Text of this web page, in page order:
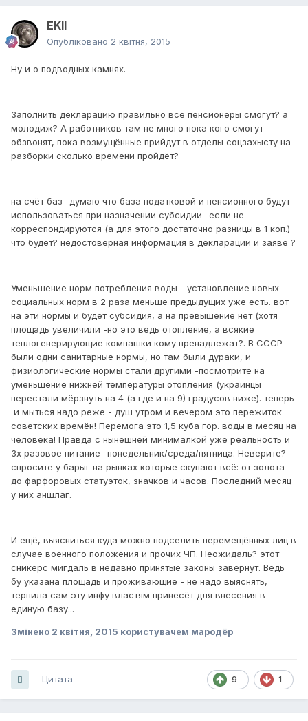
EKII
Опубліковано 2 квітня, 2015
Ну и о подводных камнях.
Заполнить декларацию правильно все пенсионеры смогут? а
молодиж? А работников там не много пока кого смогут
обзвонят, пока возмущённые прийдут в отделы соцзахысту на
разборки сколько времени пройдёт?
на счёт баз -думаю что база податковой и пенсионного будут
использоваться при назначении субсидии -если не
корреспондируются (а для этого достаточно разницы в 1 коп.)
что будет? недостоверная информация в декларации и заяве ?
Уменьшение норм потребления воды - установление новых
социальных норм в 2 раза меньше предыдущих уже есть. вот
на эти нормы и будет субсидия, а на превышение нет (хотя
площадь увеличили -но это ведь отопление, а всякие
теплогенерирующие компашки кому пренадлежат?. В СССР
были одни санитарные нормы, но там были дураки, и
физиологические нормы стали другими -посмотрите на
уменьшение нижней температуры отопления (украинцы
перестали мёрзнуть на 4 (а где и на 9) градусов ниже). теперь
и мыться надо реже - душ утром и вечером это пережиток
советских времён! Перемога это 1,5 куба гор. воды в месяц на
человека! Правда с нынешней минималкой уже реальность и
3х разовое питание -понедельник/среда/пятница. Неверите?
спросите у барыг на рынках которые скупают всё: от золота
до фарфоровых статуэток, значков и часов. Последний месяц
у них аншлаг.
И ещё, выясниться куда можно подселить перемещённых лиц в
случае военного положения и прочих ЧП. Неожидаль? этот
сникерс мигдаль в недавно принятые законы завёрнут. Ведь
бу указана площадь и проживающие - не надо выяснять,
терпила сам эту инфу властям принесёт для внесения в
единую базу...
Змінено 2 квітня, 2015 користувачем мародёр
9 1
Цитата